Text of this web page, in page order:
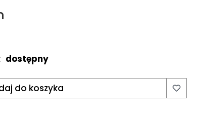
dostępny
do koszyka